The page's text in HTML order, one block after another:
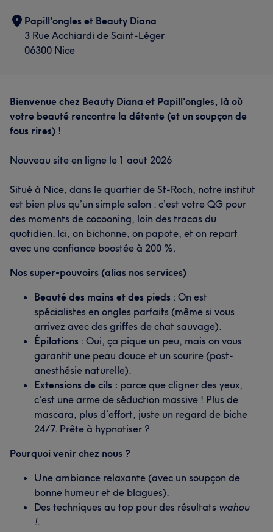
Papill'ongles et Beauty Diana
3 Rue Acchiardi de Saint-Léger
06300 Nice
Bienvenue chez Beauty Diana et Papill'ongles, là où
votre beauté rencontre la détente (et un soupçon de
fous rires) !
Nouveau site en ligne le 1 aout 2026
Situé à Nice, dans le quartier de St-Roch, notre institut
est bien plus qu’un simple salon : c’est votre QG pour
des moments de cocooning, loin des tracas du
quotidien. Ici, on bichonne, on papote, et on repart
avec une confiance boostée à 200 %.
Nos super-pouvoirs (alias nos services)
Beauté des mains et des pieds : On est
spécialistes en ongles parfaits (même si vous
arrivez avec des griffes de chat sauvage).
Épilations : Oui, ça pique un peu, mais on vous
garantit une peau douce et un sourire (post-
anesthésie naturelle).
Extensions de cils : parce que cligner des yeux,
c'est une arme de séduction massive ! Plus de
mascara, plus d’effort, juste un regard de biche
24/7. Prête à hypnotiser ?
Pourquoi venir chez nous ?
Une ambiance relaxante (avec un soupçon de
bonne humeur et de blagues).
Des techniques au top pour des résultats wahou
!.